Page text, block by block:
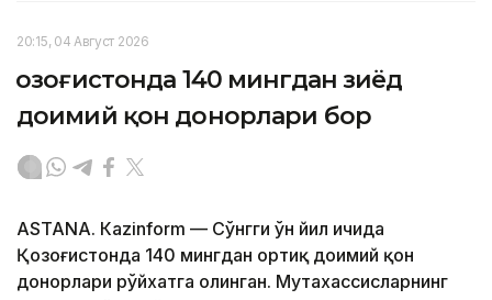
20:15, 04 Август 2026
Қозоғистонда 140 мингдан зиёд
доимий қон донорлари бор
ASTANА. Кazinform — Сўнгги ўн йил ичида
Қозоғистонда 140 мингдан ортиқ доимий қон
донорлари рўйхатга олинган. Мутахассисларнинг